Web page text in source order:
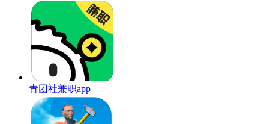
青团社兼职app